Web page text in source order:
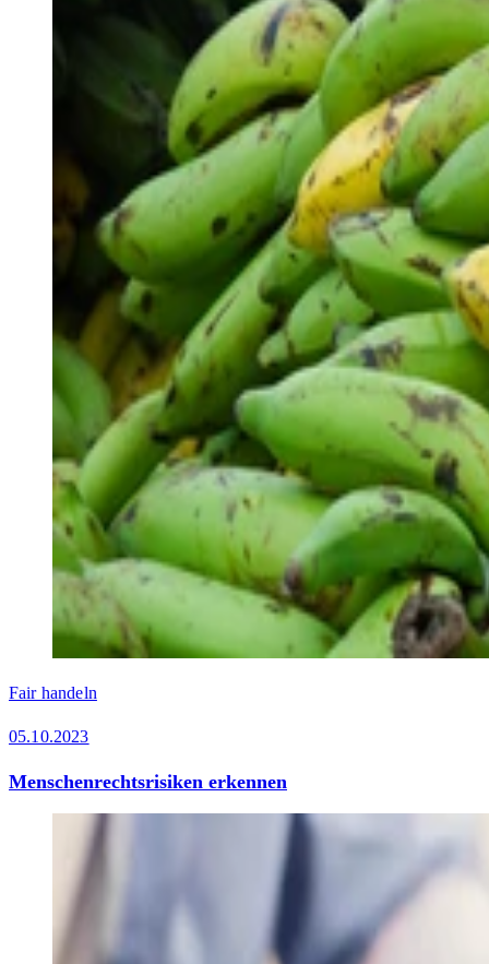
Fair handeln
05.10.2023
Menschenrechtsrisiken erkennen